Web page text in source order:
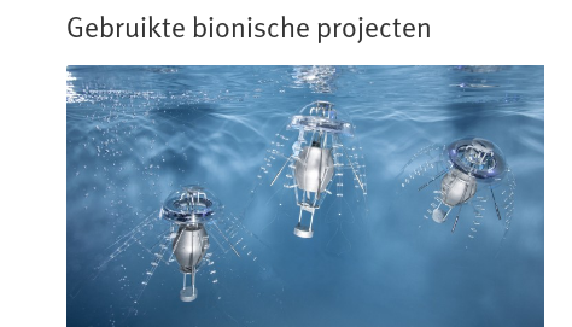
Gebruikte bionische projecten